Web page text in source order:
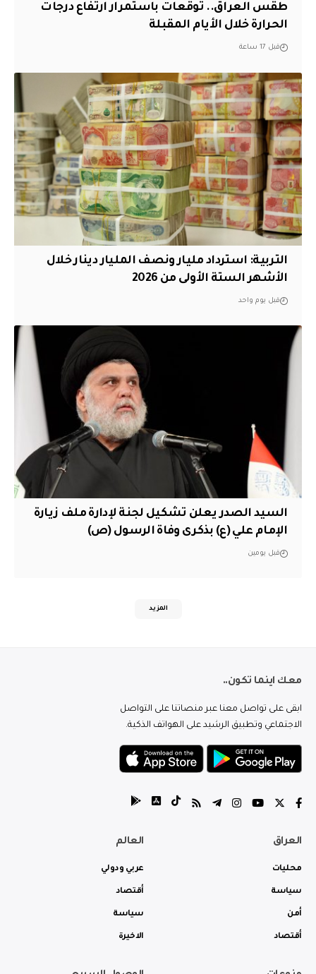
طقس العراق.. توقعات باستمرار ارتفاع درجات
الحرارة خلال الأيام المقبلة
قبل 17 ساعة
التربية: استرداد مليار ونصف المليار دينار خلال
الأشهر الستة الأولى من 2026
قبل يوم واحد
السيد الصدر يعلن تشكيل لجنة لإدارة ملف زيارة
الإمام علي (ع) بذكرى وفاة الرسول (ص)
قبل يومين
المزيد
معك اينما تكون..
ابقى على تواصل معنا عبر منصاتنا على التواصل
الاجتماعي وتطبيق الرشيد على الهواتف الذكية.
العراق
محليات
سياسة
أمن
أقتصاد
العالم
عربي ودولي
أقتصاد
سياسة
الاخيرة